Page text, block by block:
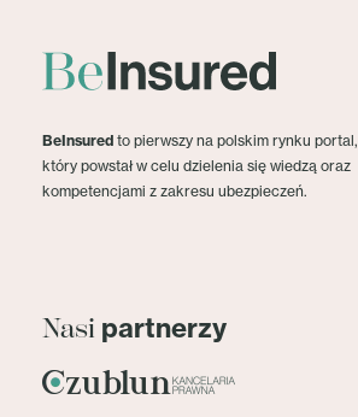
BeInsured to pierwszy na polskim rynku portal,
który powstał w celu dzielenia się wiedzą oraz
kompetencjami z zakresu ubezpieczeń.
Nasi partnerzy